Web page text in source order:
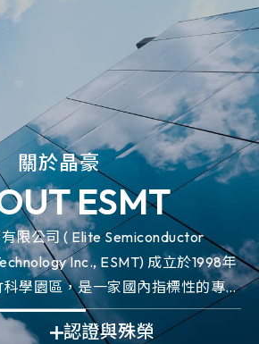
關於晶豪
ESMT
限公司 ( Elite Semiconductor
Inc., ESMT) 成立於1998年
學園區，是一家國內指標性的專業
IC設計領導廠商。
認證與殊榮